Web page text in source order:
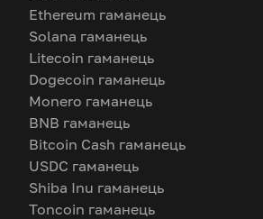
Ethereum гаманець
Solana гаманець
Litecoin гаманець
Dogecoin гаманець
Monero гаманець
BNB гаманець
Bitcoin Cash гаманець
USDC гаманець
Shiba Inu гаманець
Toncoin гаманець